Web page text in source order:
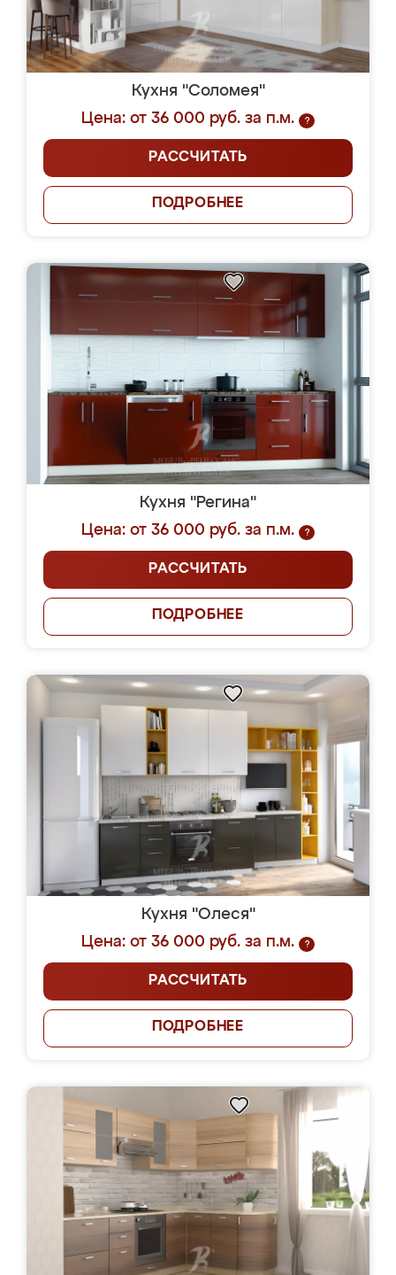
Кухня "Соломея"
Цена: от 36 000 руб. за п.м.
?
РАССЧИТАТЬ
ПОДРОБНЕЕ
Кухня "Регина"
Цена: от 36 000 руб. за п.м.
?
РАССЧИТАТЬ
ПОДРОБНЕЕ
Кухня "Олеся"
Цена: от 36 000 руб. за п.м.
?
РАССЧИТАТЬ
ПОДРОБНЕЕ